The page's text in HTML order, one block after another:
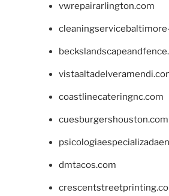
vwrepairarlington.com
coastlinecateringnc.com
cuesburgershouston.com
dmtacos.com